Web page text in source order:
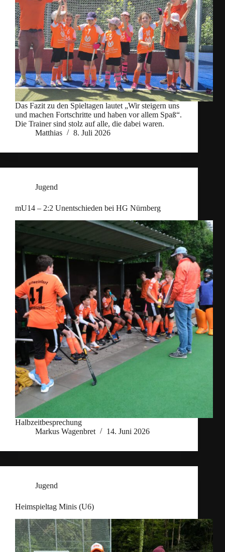
Das Fazit zu den Spieltagen lautet „Wir steigern uns
und machen Fortschritte und haben vor allem Spaß“.
Die Trainer sind stolz auf alle, die dabei waren.
Matthias
8. Juli 2026
Jugend
mU14 – 2:2 Unentschieden bei HG Nürnberg
Halbzeitbesprechung
Markus Wagenbret
14. Juni 2026
Jugend
Heimspieltag Minis (U6)